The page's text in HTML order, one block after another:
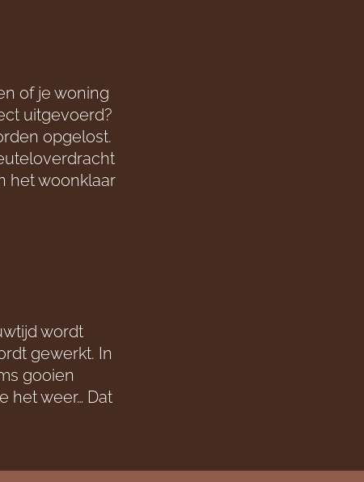
of je woning
uitgevoerd?
opgelost.
het woonklaar
wordt
gewerkt. In
gooien
het weer… Dat